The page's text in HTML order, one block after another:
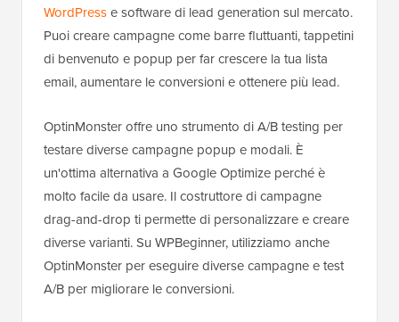
WordPresse software di lead generation sul mercato.
Puoi creare campagne come barre fluttuanti, tappetini
di benvenuto e popup per far crescere la tua lista
email, aumentare le conversioni e ottenere più lead.
OptinMonster offre uno strumento di A/B testing per
testare diverse campagne popup e modali. È
un'ottima alternativa a Google Optimize perché è
molto facile da usare. Il costruttore di campagne
drag-and-drop ti permette di personalizzare e creare
diverse varianti. Su WPBeginner, utilizziamo anche
OptinMonster per eseguire diverse campagne e test
A/B per migliorare le conversioni.